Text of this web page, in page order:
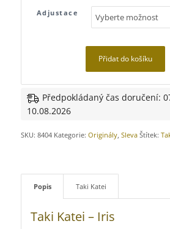
2
400 Kč
5
200 Kč
Adjustace
Přidat do košíku
Předpokládaný čas doručení:
10.08.2026
SKU: 8404 Kategorie: Originály, Sleva Štítek:
Popis Taki Katei
Taki Katei – Iris